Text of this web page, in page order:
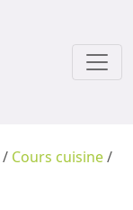
/ Cours cuisine/